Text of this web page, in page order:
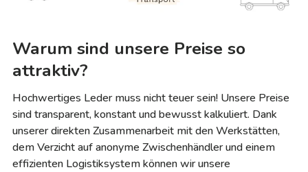
Warum sind unsere Preise so
attraktiv?
Hochwertiges Leder muss nicht teuer sein! Unsere Preise
sind transparent, konstant und bewusst kalkuliert. Dank
unserer direkten Zusammenarbeit mit den Werkstätten,
dem Verzicht auf anonyme Zwischenhändler und einem
effizienten Logistiksystem können wir unsere